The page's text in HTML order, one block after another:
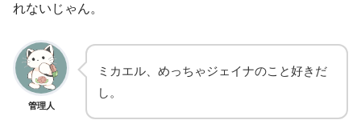
れないじゃん。
管理人
ミカエル、めっちゃジェイナのこと好きだ
し。